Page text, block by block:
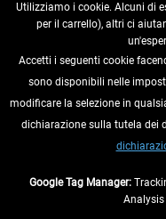
RECEDERE DAL
INFORMAZIONI
Utilizziamo i cookie. Alcuni di
per il carrello), altri ci
Accetti i seguenti cookie
sono disponibili nelle
modificare la selezione in
dichiarazione sulla tutela dei
Google Tag Manager:
Analysis